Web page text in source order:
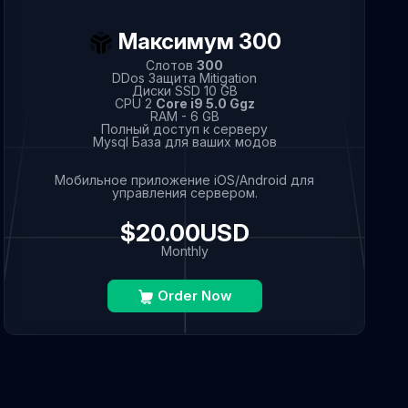
Максимум 300
Слотов300
DDos Защита Mitigation
Диски SSD 10 GB
CPU 2 Core i9 5.0 Ggz
RAM - 6 GB
Полный доступ к серверу
Mysql База для ваших модов
Мобильное приложение iOS/Android для
управления сервером.
$20.00USD
Monthly
Order Now